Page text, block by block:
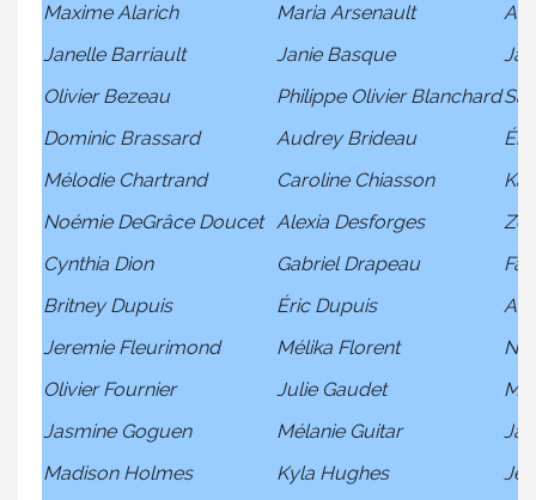
Maxime Alarich Maria Arsenault
Janelle Barriault
Janie Basque
Olivier Bezeau
Philippe Olivier Blanchard
Dominic Brassard
Audrey Brideau
Mélodie Chartrand
Caroline Chiasson
Noémie DeGrâce Doucet Alexia Desforges
Cynthia Dion
Gabriel Drapeau
Britney Dupuis
Éric Dupuis
Jeremie Fleurimond
Mélika Florent
Olivier Fournier
Julie Gaudet
Jasmine Goguen
Mélanie Guitar
Madison Holmes
Kyla Hughes